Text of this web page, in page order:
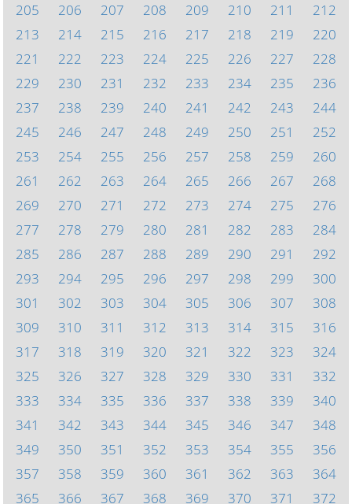
205
206 207 208 209 210 211
212
213
214 215 216 217 218 219
220
221
222 223 224 225 226 227
228
229
230 231 232 233 234 235
236
237
238 239 240 241 242 243
244
245
246 247 248 249 250 251
252
253
254 255 256 257 258 259
260
261
262 263 264 265 266 267
268
269
270 271 272 273 274 275
276
277
278 279 280 281 282 283
284
285
286 287 288 289 290 291
292
293
294 295 296 297 298 299
300
301
302 303 304 305 306 307
308
309
310 311 312 313 314 315
316
317
318 319 320 321 322 323
324
325
326 327 328 329 330 331
332
333
334 335 336 337 338 339
340
341
342 343 344 345 346 347
348
349
350 351 352 353 354 355
356
357
358 359 360 361 362 363
364
365
366 367 368 369 370 371 372